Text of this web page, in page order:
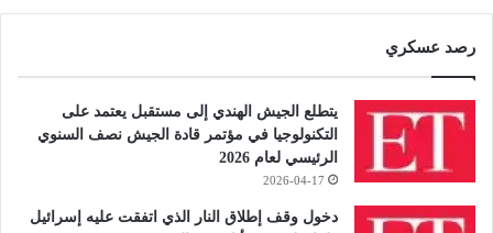
رصد عسكري
يتطلع الجيش الهندي إلى مستقبل يعتمد على
التكنولوجيا في مؤتمر قادة الجيش نصف السنوي
الرئيسي لعام 2026
2026-04-17
دخول وقف إطلاق النار الذي اتفقت عليه إسرائيل